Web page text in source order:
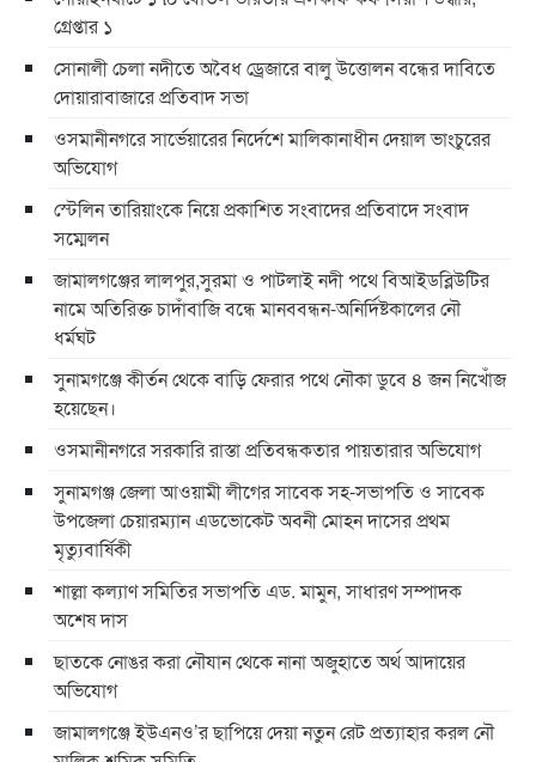
গ্রেপ্তার ১
সোনালী চেলা নদীতে অবৈধ ড্রেজারে বালু উত্তোলন বন্ধের দাবিতে
দোয়ারাবাজারে প্রতিবাদ সভা
ওসমানীনগরে সার্ভেয়ারের নির্দেশে মালিকানাধীন দেয়াল ভাংচুরের
অভিযোগ
স্টেলিন তারিয়াংকে নিয়ে প্রকাশিত সংবাদের প্রতিবাদে সংবাদ
সম্মেলন
জামালগঞ্জের লালপুর,সুরমা ও পাটলাই নদী পথে বিআইডব্লিউটির
নামে অতিরিক্ত চাদাঁবাজি বন্ধে মানববন্ধন-অনির্দিষ্টকালের নৌ
ধর্মঘট
সুনামগঞ্জে কীর্তন থেকে বাড়ি ফেরার পথে নৌকা ডুবে ৪ জন নিখোঁজ
হয়েছেন।
ওসমানীনগরে সরকারি রাস্তা প্রতিবন্ধকতার পায়তারার অভিযোগ
সুনামগঞ্জ জেলা আওয়ামী লীগের সাবেক সহ-সভাপতি ও সাবেক
উপজেলা চেয়ারম্যান এডভোকেট অবনী মোহন দাসের প্রথম
মৃত্যুবার্ষিকী
শাল্লা কল্যাণ সমিতির সভাপতি এড. মামুন, সাধারণ সম্পাদক
অশেষ দাস
ছাতকে নোঙর করা নৌযান থেকে নানা অজুহাতে অর্থ আদায়ের
অভিযোগ
জামালগঞ্জে ইউএনও’র ছাপিয়ে দেয়া নতুন রেট প্রত্যাহার করল নৌ